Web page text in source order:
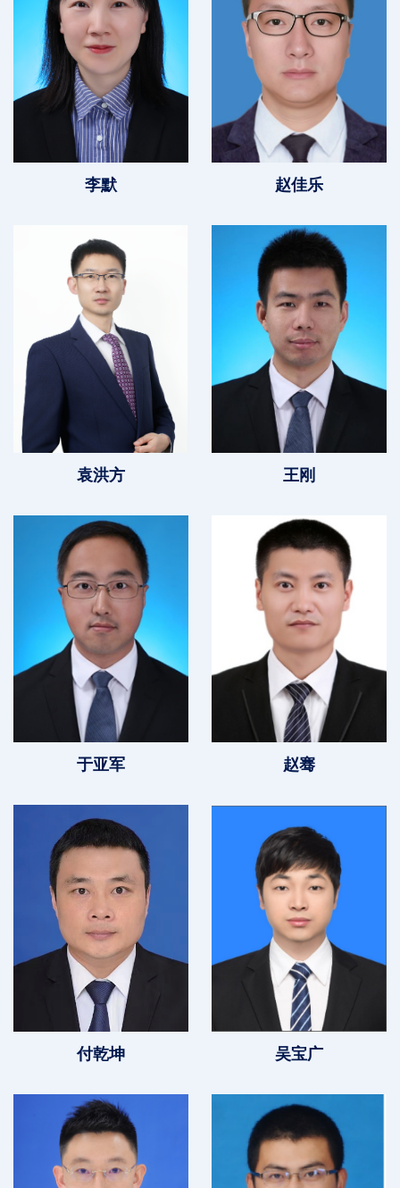
李默 赵佳乐
袁洪方 王刚
于亚军 赵骞
付乾坤 吴宝广